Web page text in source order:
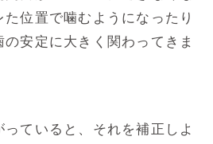
た位置で噛むようになったり
の安定に大きく関わってきま
ていると、それを補正しよ